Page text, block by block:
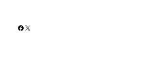
Facebook
X